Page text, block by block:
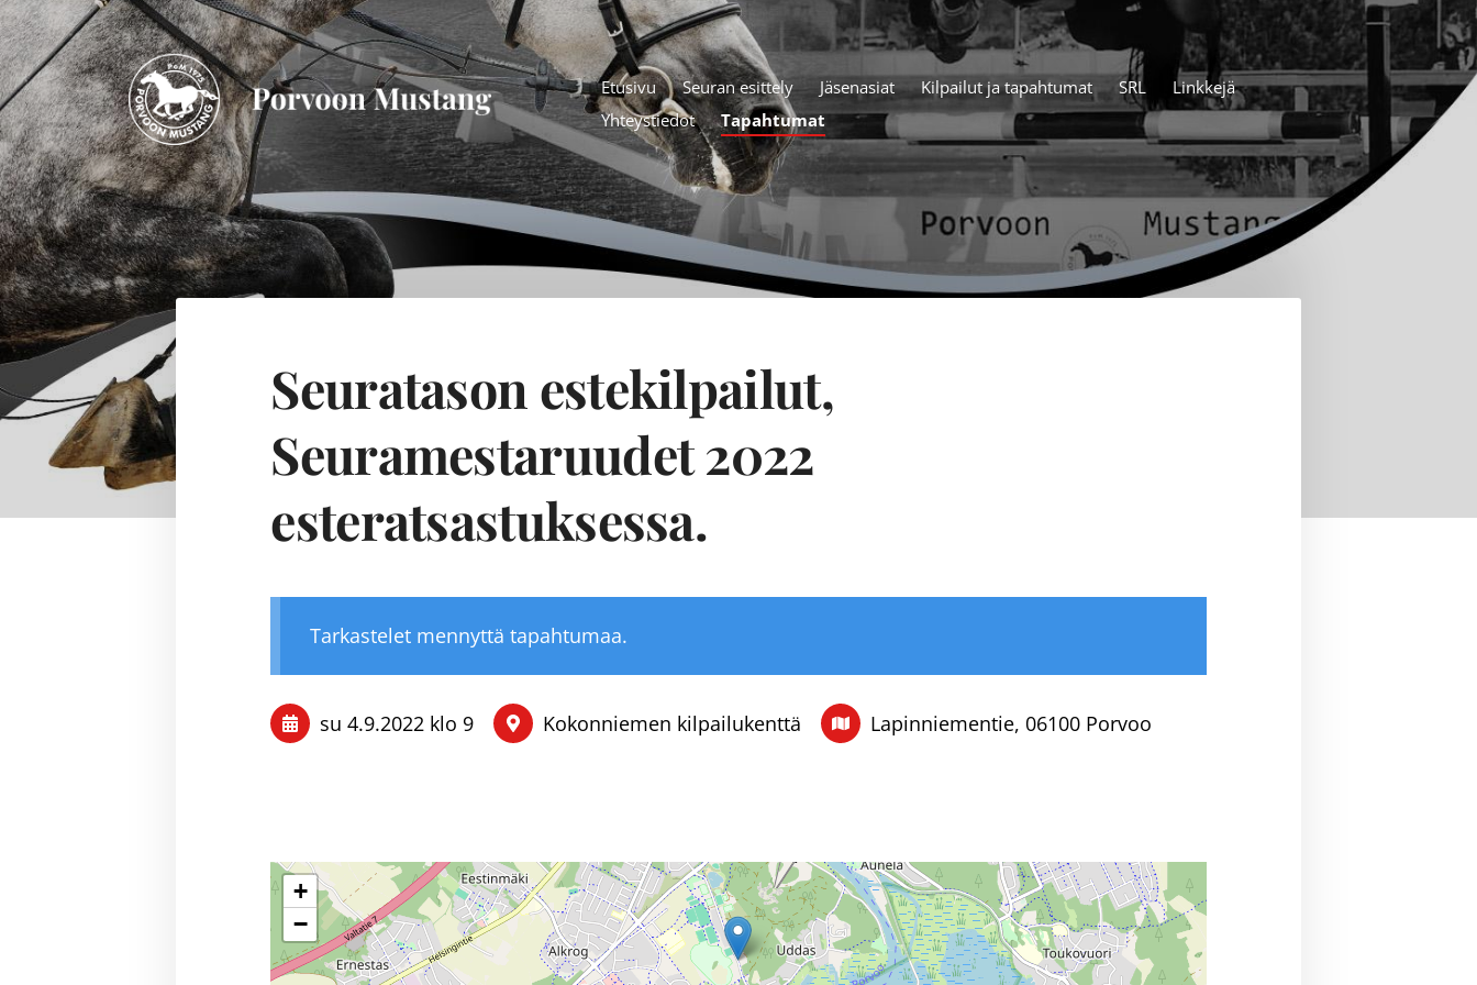
Siirry
sivun
sisältöön
Porvoon Mustang
Etusivu Seuran esittely Jäsenasiat Kilpailut ja tapahtumat SRL
Linkkejä
Yhteystiedot
Tapahtumat
Seuratason estekilpailut,
Seuramestaruudet 2022
esteratsastuksessa.
Tarkastelet mennyttä tapahtumaa.
su 4.9.2022 klo 9 Kokonniemen kilpailukenttä Lapinniementie, 06100 Porvoo
+
−